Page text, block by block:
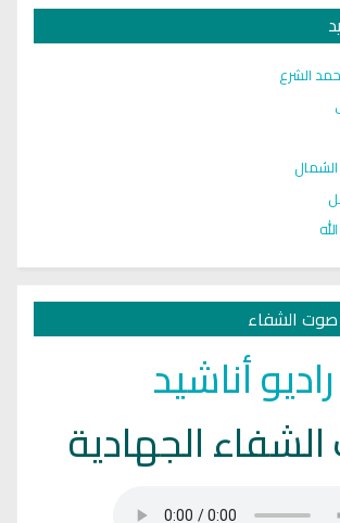
الشرع
صوت الشفاء
راديو أناشيد
الجهادية